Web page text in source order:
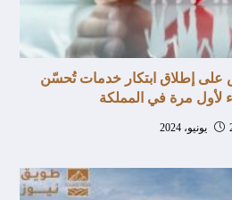
على إطلاق ابتكار خدمات تُحسّن
لأول مرة في المملكة